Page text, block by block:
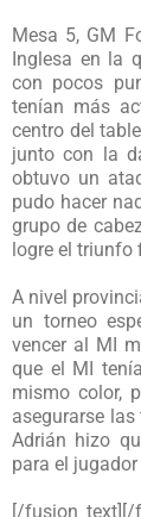
Mesa 5, GM
Inglesa en la
con pocos
tenían más
centro del
junto con la
obtuvo un
pudo hacer
grupo de
logre el triunfo
A nivel
un torneo
vencer al MI
que el MI
mismo color,
asegurarse
Adrián hizo
para el
[/fusion_text][/